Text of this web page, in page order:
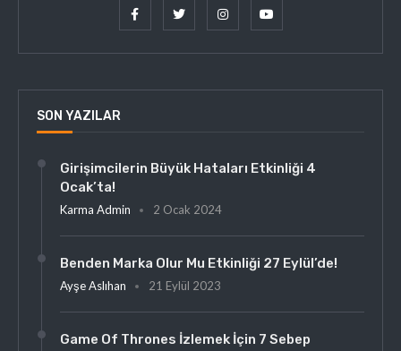
SON YAZILAR
Girişimcilerin Büyük Hataları Etkinliği 4
Ocak’ta!
Karma Admin 2 Ocak 2024
Benden Marka Olur Mu Etkinliği 27 Eylül’de!
Ayşe Aslıhan 21 Eylül 2023
Game Of Thrones İzlemek İçin 7 Sebep